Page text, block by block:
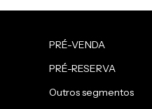
PRÉ-VENDA
PRÉ-RESERVA
Outros segmentos